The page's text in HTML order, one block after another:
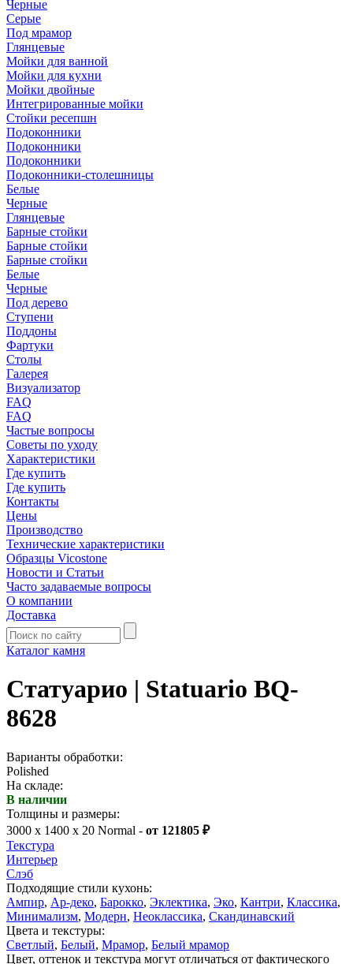
Черные
Серые
Под мрамор
Глянцевые
Мойки для ванной
Мойки для кухни
Мойки двойные
Интегрированные мойки
Стойки ресепшн
Подоконники
Подоконники
Подоконники
Подоконники-столешницы
Белые
Черные
Глянцевые
Барные стойки
Барные стойки
Барные стойки
Белые
Черные
Под дерево
Ступени
Поддоны
Фартуки
Столы
Галерея
Визуализатор
FAQ
FAQ
Частые вопросы
Советы по уходу
Характеристики
Где купить
Где купить
Контакты
Цены
Производство
Технические характеристики
Образцы Vicostone
Новости и Статьи
Часто задаваемые вопросы
О компании
Доставка
Каталог камня
Статуарио | Statuario BQ-
8628
Варианты обработки:
Polished
На складе:
В наличии
Толщины и размеры:
3000 x 1400 x 20 Normal - от 121805 ₽
Текстура
Интерьер
Слэб
Подходящие стили кухонь:
Ампир, Ар-деко, Барокко, Эклектика, Эко, Кантри, Классика,
Минимализм, Модерн, Неоклассика, Скандинавский
Цвета и текстуры:
Светлый, Белый, Мрамор, Белый мрамор
Цвет, оттенок и текстура могут отличаться от фактического